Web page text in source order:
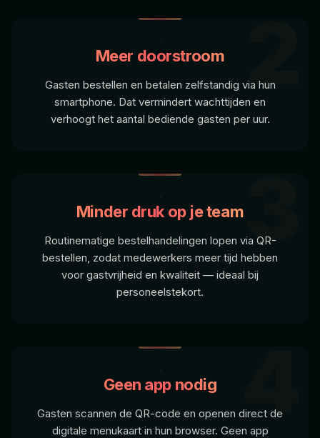
2
Meer doorstroom
Gasten bestellen en betalen zelfstandig via hun
smartphone. Dat vermindert wachttijden en
verhoogt het aantal bediende gasten per uur.
3
Minder druk op je team
Routinematige bestelhandelingen lopen via QR-
bestellen, zodat medewerkers meer tijd hebben
voor gastvrijheid en kwaliteit — ideaal bij
personeelstekort.
4
Geen app nodig
Gasten scannen de QR-code en openen direct de
digitale menukaart in hun browser. Geen app